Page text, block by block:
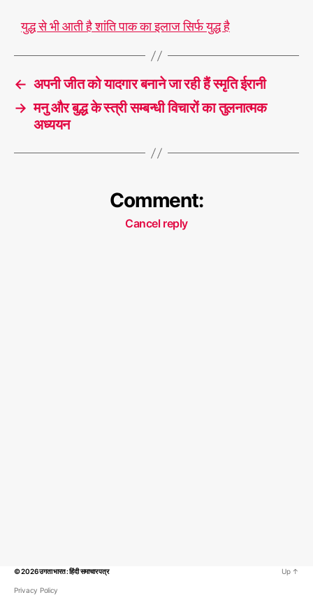
युद्ध से भी आती है शांति पाक का इलाज सिर्फ युद्ध है
← अपनी जीत को यादगार बनाने जा रही हैं स्मृति ईरानी
→ मनु और बुद्ध के स्त्री सम्बन्धी विचारों का तुलनात्मक
अध्ययन
Comment:
Cancel reply
© 2026उगता भारत : हिंदी समाचार पत्र
Privacy Policy
Up ↑